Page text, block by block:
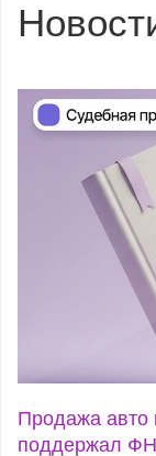
Продажа авто
поддержал